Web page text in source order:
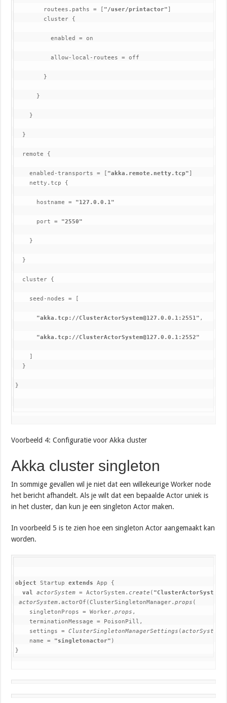
        routees.paths = [
"/user/printactor" ]
        cluster {
          enabled = on
          allow-local-routees = off
        }
      }
    }
  }
  remote {
    enabled-transports = [
"akka.remote.netty.tcp" ]
    netty.tcp {
      hostname =
"127.0.0.1"
port = "2550"
}
  }
  cluster {
    seed-nodes = [
"akka.tcp://ClusterActorSystem@127.0.0.1:2551" ,
"akka.tcp://ClusterActorSystem@127.0.0.1:2552"
]
  }
}
Voorbeeld 4: Configuratie voor Akka cluster
Akka cluster singleton
In sommige gevallen wil je niet dat een willekeurige Worker node
het bericht afhandelt. Als je wilt dat een bepaalde Actor uniek is
in het cluster, dan kun je een singleton Actor maken.
In voorbeeld 5 is te zien hoe een singleton Actor aangemaakt kan
worden.
object Startup extends App {
val actorSystem = ActorSystem. create ( "ClusterActorSystem"
actorSystem.actorOf(ClusterSingletonManager.props (
    singletonProps = Worker.
props ,
    terminationMessage = PoisonPill,
    settings =
ClusterSingletonManagerSettings (actorSystem
    name =
"singletonactor" )
}